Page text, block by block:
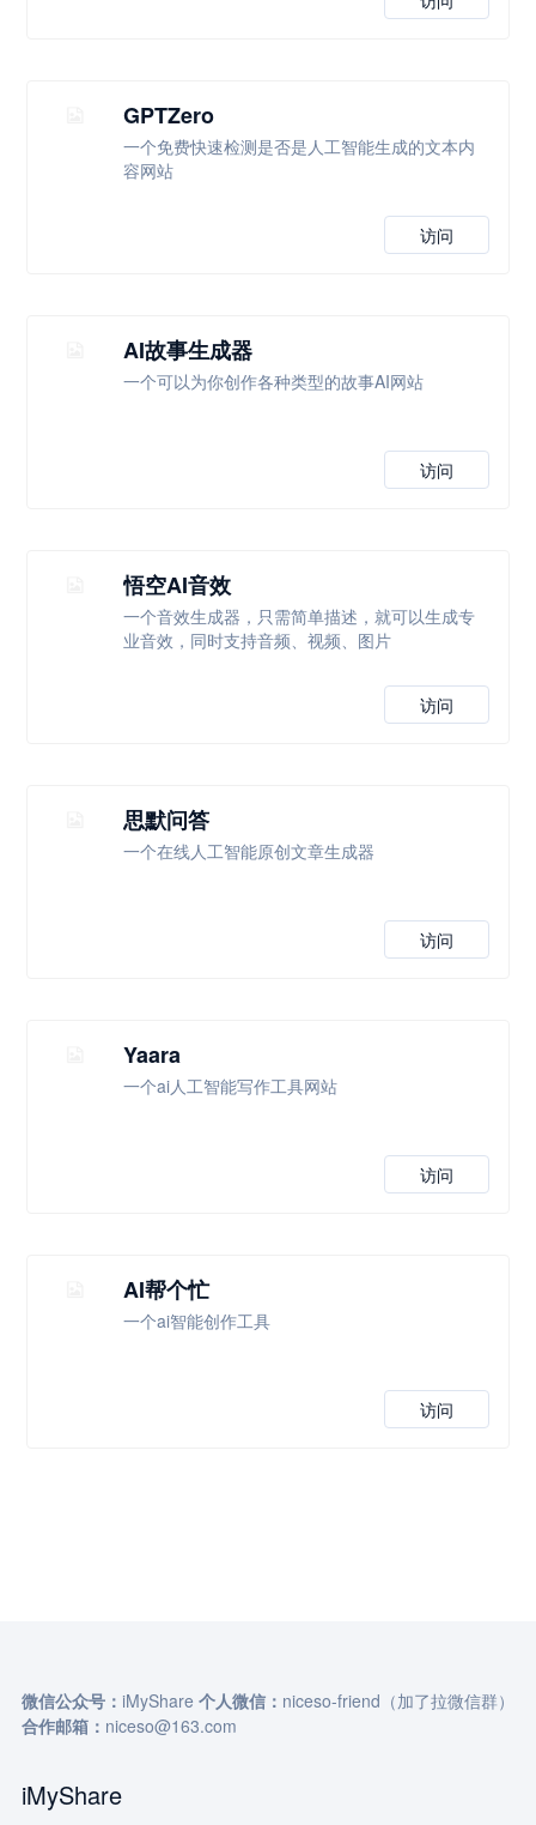
GPTZero
一个免费快速检测是否是人工智能生成的文本内
容网站
访问
AI故事生成器
一个可以为你创作各种类型的故事AI网站
访问
悟空AI音效
一个音效生成器，只需简单描述，就可以生成专
业音效，同时支持音频、视频、图片
访问
思默问答
一个在线人工智能原创文章生成器
访问
Yaara
一个ai人工智能写作工具网站
访问
AI帮个忙
一个ai智能创作工具
访问
微信公众号： iMyShare 个人微信： niceso-friend（加了拉微信群）
合作邮箱： niceso@163.com
iMyShare